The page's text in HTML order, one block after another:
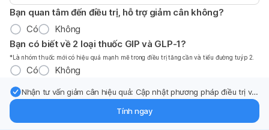
Bạn quan tâm đến điều trị, hỗ trợ giảm cân không?
Có
Không
Bạn có biết về 2 loại thuốc GIP và GLP-1?
*Là nhóm thuốc mới có hiệu quả mạnh mẽ trong điều trị tăng cần và tiểu đường tuýp 2.
Có Không
Nhận tư vấn giảm cân hiệu quả: Cập nhật phương pháp điều trị và
Tính ngay